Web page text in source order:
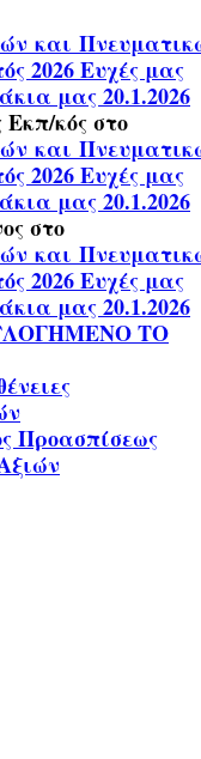
και
2026 Ευχές μας
μας 20.1.2026
Εκπ/κόςστο
και
2026 Ευχές μας
μας 20.1.2026
στο
και
2026 Ευχές μας
μας 20.1.2026
ΤΟ
Προασπίσεως